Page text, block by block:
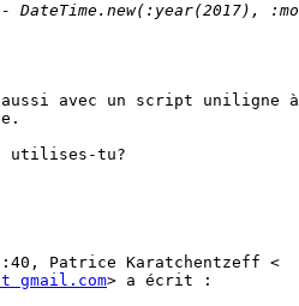
avec un script uniligne
utilises-tu?
gmail.com> a écrit :